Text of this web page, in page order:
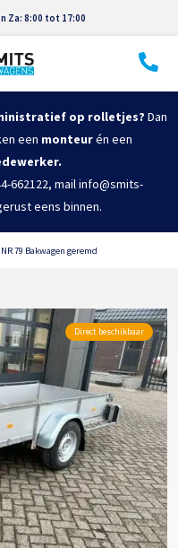
Za: 8:00 tot 17:00
op rolletjes? Dan
een monteurén een
662122, mail info@smits-
eens binnen.
NR 79 Bakwagen geremd
Direct beschikbaar